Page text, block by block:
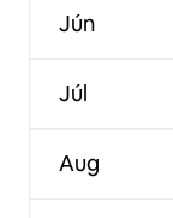
Jún
Júl
Aug